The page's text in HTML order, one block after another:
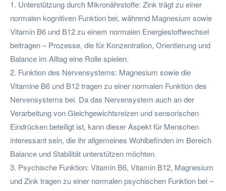
1. Unterstützung durch Mikronährstoffe: Zink trägt zu einer
normalen kognitiven Funktion bei, während Magnesium sowie
Vitamin B6 und B12 zu einem normalen Energiestoffwechsel
beitragen – Prozesse, die für Konzentration, Orientierung und
Balance im Alltag eine Rolle spielen.
2. Funktion des Nervensystems: Magnesium sowie die
Vitamine B6 und B12 tragen zu einer normalen Funktion des
Nervensystems bei. Da das Nervensystem auch an der
Verarbeitung von Gleichgewichtsreizen und sensorischen
Eindrücken beteiligt ist, kann dieser Aspekt für Menschen
interessant sein, die ihr allgemeines Wohlbefinden im Bereich
Balance und Stabilität unterstützen möchten.
3. Psychische Funktion: Vitamin B6, Vitamin B12, Magnesium
und Zink tragen zu einer normalen psychischen Funktion bei –